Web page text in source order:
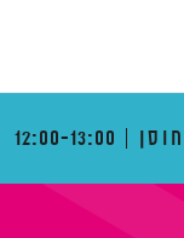
12:00-13:00